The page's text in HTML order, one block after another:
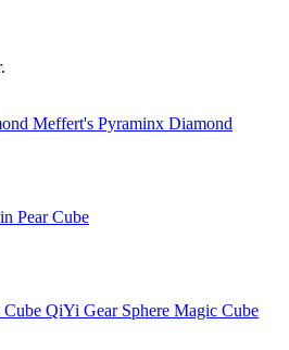
Meffert's Pyraminx Diamond
Pear Cube
QiYi Gear Sphere Magic Cube